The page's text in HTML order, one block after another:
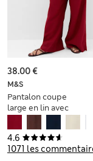
4.6
1071 les
M&S
Pantalon coupe
large en lin avec
38.00 €